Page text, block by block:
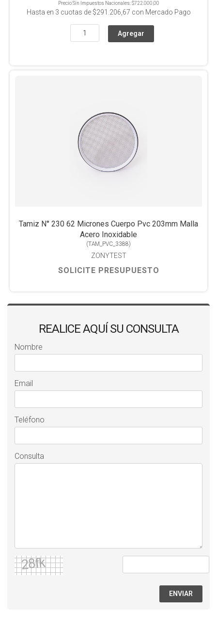
Precio Sin Impuestos Nacionales:$722.000,00
Hasta en 3 cuotas de $291.206,67 con Mercado Pago
Tamiz N° 230 62 Micrones Cuerpo Pvc 203mm Malla
Acero Inoxidable
(TAM_PVC_3388)
ZONYTEST
SOLICITE PRESUPUESTO
REALICE AQUÍ SU CONSULTA
Nombre
Email
Teléfono
Consulta
ENVIAR